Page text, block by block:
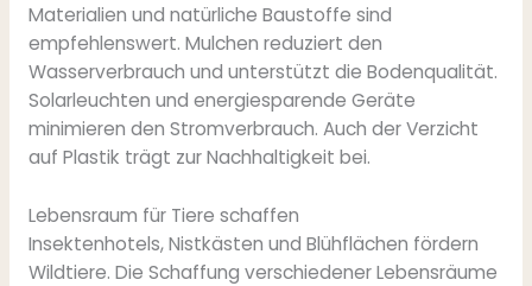
Materialien und natürliche Baustoffe sind
empfehlenswert. Mulchen reduziert den
Wasserverbrauch und unterstützt die Bodenqualität.
Solarleuchten und energiesparende Geräte
minimieren den Stromverbrauch. Auch der Verzicht
auf Plastik trägt zur Nachhaltigkeit bei.
Lebensraum für Tiere schaffen
Insektenhotels, Nistkästen und Blühflächen fördern
Wildtiere. Die Schaffung verschiedener Lebensräume